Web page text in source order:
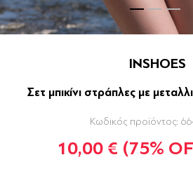
INSHOES
Σετ μπικίνι στράπλες με
Κωδικός προϊόντος:
10,00 € (75%